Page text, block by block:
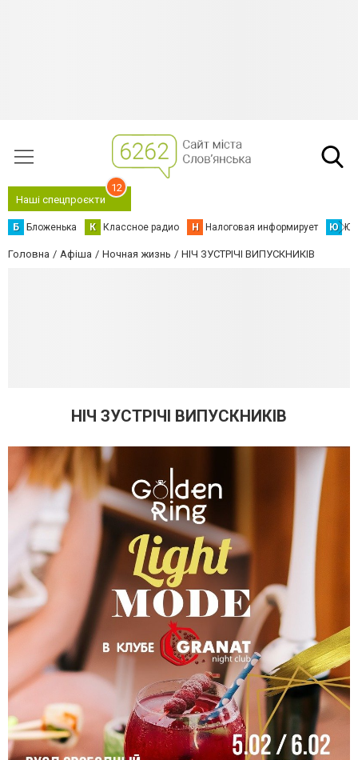
Наші спецпроєкти
12
Б Бложенька К Классное радио Н Налоговая информирует Ю
Головна Афіша Ночная жизнь НІЧ ЗУСТРІЧІ ВИПУСКНИКІВ
НІЧ ЗУСТРІЧІ ВИПУСКНИКІВ